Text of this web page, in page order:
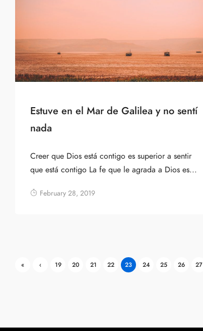
Estuve en el Mar de Galilea y no sentí
nada
Creer que Dios está contigo es superior a sentir
que está contigo La fe que le agrada a Dios es...
February 28, 2019
«
‹
19 20 21 22 23 24 25 26 27